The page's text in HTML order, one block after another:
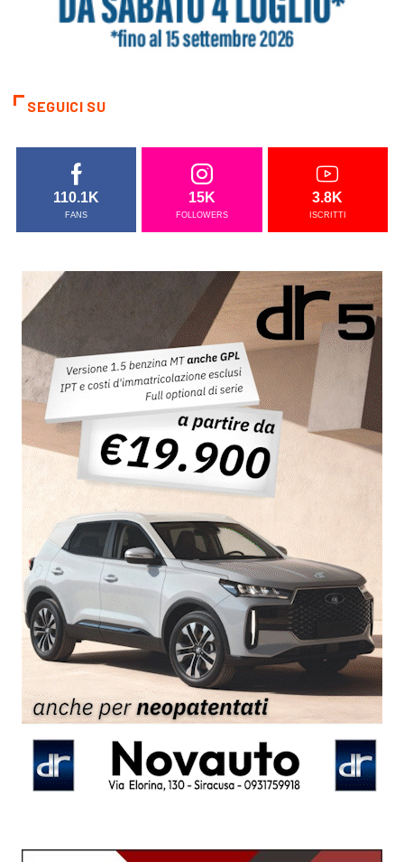
SEGUICI SU
110.1K
FANS
15K
FOLLOWERS
3.8K
ISCRITTI